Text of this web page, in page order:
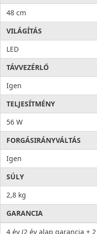
48 cm
VILÁGÍTÁS
LED
TÁVVEZÉRLŐ
Igen
TELJESÍTMÉNY
56 W
FORGÁSIRÁNYVÁLTÁS
Igen
SÚLY
2,8 kg
GARANCIA
4 év (2 év alap garancia +